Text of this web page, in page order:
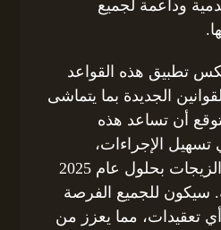
وداعمة لجميع
تطبيق هذه القواعد
الجديدة بما يتماشى
أن تساعد هذه
تسهيل الإجراءات،
وضمان أن تتم جميع الزيجات بحلول عام 2025
سيكون للجميع الفرصة
تعقيدات، مما يعزز من